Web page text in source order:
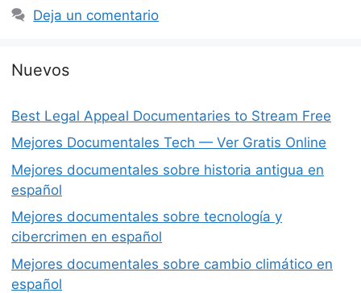
Deja un comentario
Nuevos
Best Legal Appeal Documentaries to Stream Free
Mejores Documentales Tech — Ver Gratis Online
Mejores documentales sobre historia antigua en
español
Mejores documentales sobre tecnología y
cibercrimen en español
Mejores documentales sobre cambio climático en
español